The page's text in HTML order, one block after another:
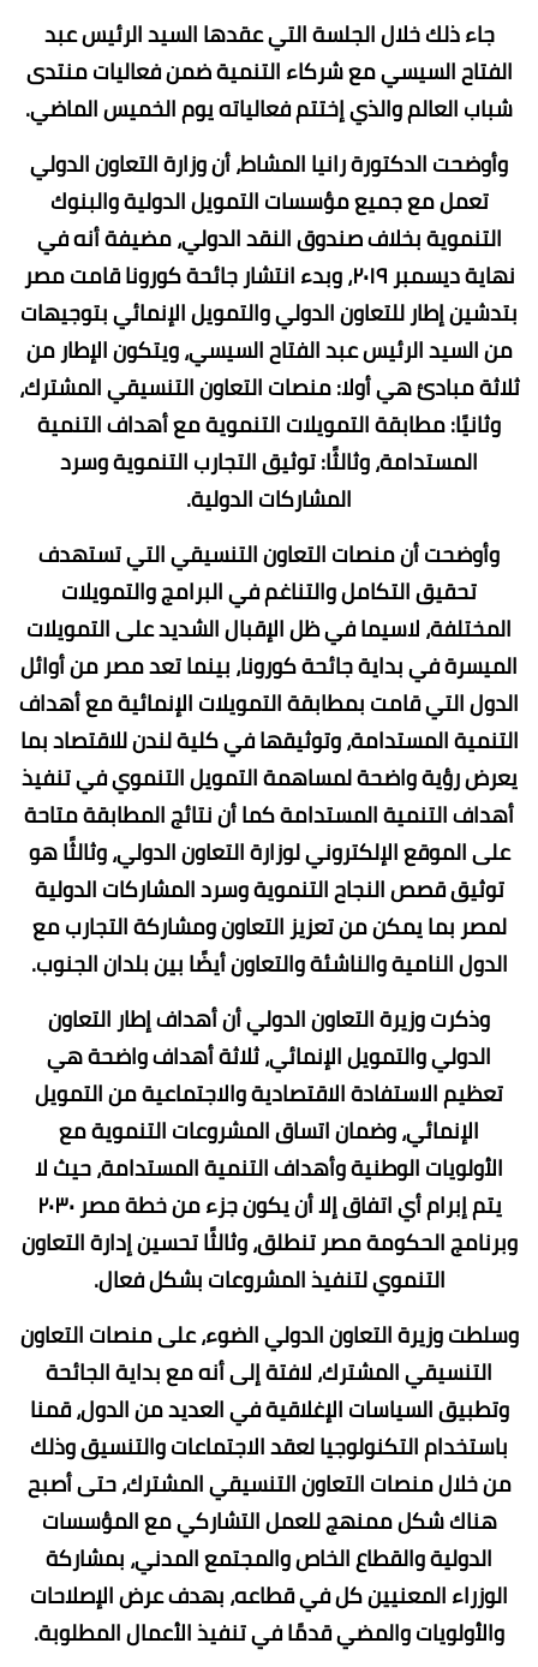
جاء ذلك خلال الجلسة التي عقدها السيد الرئيس عبد
الفتاح السيسي مع شركاء التنمية ضمن فعاليات منتدى
شباب العالم والذي إختتم فعالياته يوم الخميس الماضي.
وأوضحت الدكتورة رانيا المشاط، أن وزارة التعاون الدولي
تعمل مع جميع مؤسسات التمويل الدولية والبنوك
التنموية بخلاف صندوق النقد الدولي، مضيفة أنه في
نهاية ديسمبر ٢٠١٩، وبدء انتشار جائحة كورونا قامت مصر
بتدشين إطار للتعاون الدولي والتمويل الإنمائي بتوجيهات
من السيد الرئيس عبد الفتاح السيسي، ويتكون الإطار من
ثلاثة مبادئ هي أولا: منصات التعاون التنسيقي المشترك،
وثانيًا: مطابقة التمويلات التنموية مع أهداف التنمية
المستدامة، وثالثًا: توثيق التجارب التنموية وسرد
المشاركات الدولية.
وأوضحت أن منصات التعاون التنسيقي التي تستهدف
تحقيق التكامل والتناغم في البرامج والتمويلات
المختلفة، لاسيما في ظل الإقبال الشديد على التمويلات
الميسرة في بداية جائحة كورونا، بينما تعد مصر من أوائل
الدول التي قامت بمطابقة التمويلات الإنمائية مع أهداف
التنمية المستدامة، وتوثيقها في كلية لندن للاقتصاد بما
يعرض رؤية واضحة لمساهمة التمويل التنموي في تنفيذ
أهداف التنمية المستدامة كما أن نتائج المطابقة متاحة
على الموقع الإلكتروني لوزارة التعاون الدولي، وثالثًا هو
توثيق قصص النجاح التنموية وسرد المشاركات الدولية
لمصر بما يمكن من تعزيز التعاون ومشاركة التجارب مع
الدول النامية والناشئة والتعاون أيضًا بين بلدان الجنوب.
وذكرت وزيرة التعاون الدولي أن أهداف إطار التعاون
الدولي والتمويل الإنمائي، ثلاثة أهداف واضحة هي
تعظيم الاستفادة الاقتصادية والاجتماعية من التمويل
الإنمائي، وضمان اتساق المشروعات التنموية مع
الأولويات الوطنية وأهداف التنمية المستدامة، حيث لا
يتم إبرام أي اتفاق إلا أن يكون جزء من خطة مصر ٢٠٣٠
وبرنامج الحكومة مصر تنطلق، وثالثًا تحسين إدارة التعاون
التنموي لتنفيذ المشروعات بشكل فعال.
وسلطت وزيرة التعاون الدولي الضوء، على منصات التعاون
التنسيقي المشترك، لافتة إلى أنه مع بداية الجائحة
وتطبيق السياسات الإغلاقية في العديد من الدول، قمنا
باستخدام التكنولوجيا لعقد الاجتماعات والتنسيق وذلك
من خلال منصات التعاون التنسيقي المشترك، حتى أصبح
هناك شكل ممنهج للعمل التشاركي مع المؤسسات
الدولية والقطاع الخاص والمجتمع المدني، بمشاركة
الوزراء المعنيين كل في قطاعه، بهدف عرض الإصلاحات
والأولويات والمضي قدمًا في تنفيذ الأعمال المطلوبة.